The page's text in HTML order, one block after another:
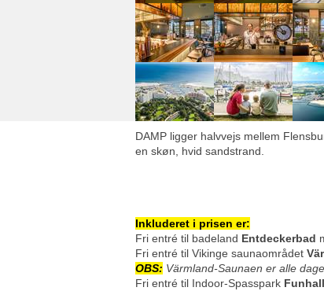
DAMP ligger halvvejs mellem
en skøn, hvid sandstrand.
Inkluderet i prisen er:
Fri entré til badeland Entdeckerbad
Fri entré til Vikinge saunaområdet
OBS: Värmland-Saunaen er alle
Fri entré til Indoor-Spasspark